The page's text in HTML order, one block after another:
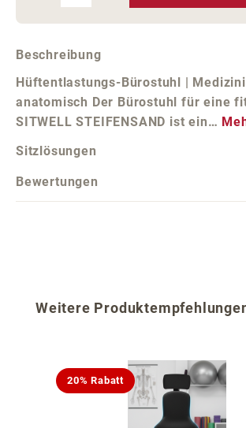
Beschreibung
Hüftentlastungs-Bürostuhl |
anatomisch Der Bürostuhl für eine
SITWELL STEIFENSAND ist ein…
Sitzlösungen
Bewertungen
Produktgalerie überspringen
Weitere
20% Rabatt